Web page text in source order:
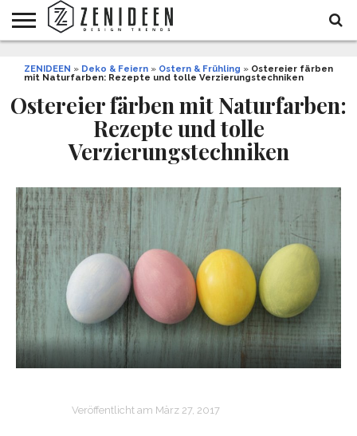
INNENDESIGN
ARCHITEKTUR
GARTEN
UND
LIFESTYLE
DEKO
&
DIY
STYLE
REZEPTE
GESUNDHEIT
WEIHNACHTEN
ZENIDEEN » Deko & Feiern » Ostern & Frühling » Ostereier färben
mit Naturfarben: Rezepte und tolle Verzierungstechniken
Ostereier färben mit Naturfarben:
Rezepte und tolle
Verzierungstechniken
Veröffentlicht am März 27, 2017